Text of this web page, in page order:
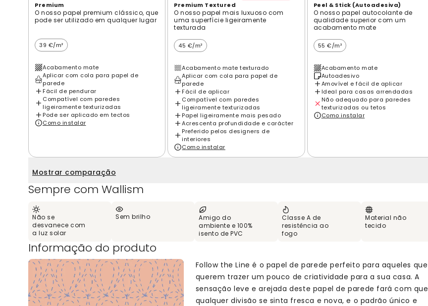
Premium
O nosso papel premium clássico, que
pode ser utilizado em qualquer lugar
39 €/m²
Acabamento mate
Aplicar com cola para papel de
parede
Fácil de pendurar
Compatível com paredes
ligeiramente texturizadas
Pode ser aplicado em tectos
Como instalar
Premium Textured
O nosso papel mais luxuoso com
uma superfície ligeiramente
texturada
45 €/m²
Acabamento mate texturado
Aplicar com cola para papel de
parede
Fácil de aplicar
Compatível com paredes
ligeiramente texturizadas
Papel ligeiramente mais pesado
Acrescenta profundidade e carácter
Preferido pelos designers de
interiores
Como instalar
Peel & Stick (Autoadesiva)
O nosso papel autocolante de
qualidade superior com um
acabamento mate
55 €/m²
Acabamento mate
Autoadesivo
Amovível e fácil de aplicar
Ideal para casas arrendadas
Não adequado para paredes
texturizadas ou tetos
Como instalar
Mostrar comparação
Sempre com Wallism
Não se
desvanece com
a luz solar
Sem brilho
Amigo do
ambiente e 100%
isento de PVC
Classe A de
resistência ao
fogo
Material não
tecido
Informação do produto
Follow the Line é o papel de parede perfeito para aqueles que
querem trazer um pouco de criatividade para a sua casa. A
sensação leve e arejada deste papel de parede fará com que
qualquer divisão se sinta fresca e nova, e o padrão único e